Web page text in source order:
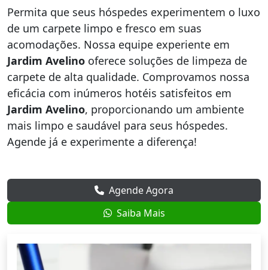
Permita que seus hóspedes experimentem o luxo
de um carpete limpo e fresco em suas
acomodações. Nossa equipe experiente em
Jardim Avelino oferece soluções de limpeza de
carpete de alta qualidade. Comprovamos nossa
eficácia com inúmeros hotéis satisfeitos em
Jardim Avelino, proporcionando um ambiente
mais limpo e saudável para seus hóspedes.
Agende já e experimente a diferença!
Agende Agora
Saiba Mais